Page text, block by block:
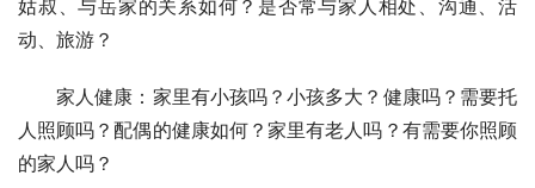
姑叔、与岳家的关系如何？是否常与家人相处、沟通、活
动、旅游？
家人健康：家里有小孩吗？小孩多大？健康吗？需要托
人照顾吗？配偶的健康如何？家里有老人吗？有需要你照顾
的家人吗？